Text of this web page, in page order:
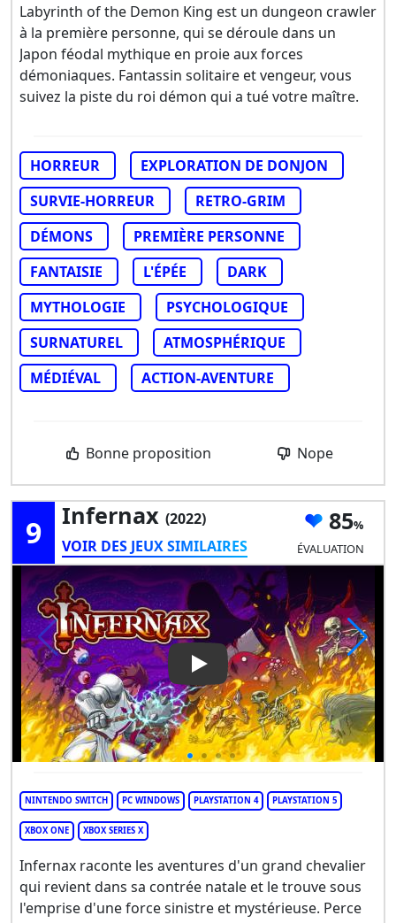
Labyrinth of the Demon King est un dungeon crawler
à la première personne, qui se déroule dans un
Japon féodal mythique en proie aux forces
démoniaques. Fantassin solitaire et vengeur, vous
suivez la piste du roi démon qui a tué votre maître.
HORREUR
EXPLORATION DE DONJON
SURVIE-HORREUR
RETRO-GRIM
DÉMONS
PREMIÈRE PERSONNE
FANTAISIE
L'ÉPÉE
DARK
MYTHOLOGIE
PSYCHOLOGIQUE
SURNATUREL
ATMOSPHÉRIQUE
MÉDIÉVAL
ACTION-AVENTURE
Bonne proposition Nope
9 Infernax (2022)
VOIR DES JEUX SIMILAIRES
85
ÉVALUATION
Play Video: Infernax
NINTENDO SWITCH PC WINDOWS PLAYSTATION 4 PLAYSTATION 5
XBOX ONE XBOX SERIES X
Infernax raconte les aventures d'un grand chevalier
qui revient dans sa contrée natale et le trouve sous
l'emprise d'une force sinistre et mystérieuse. Perce